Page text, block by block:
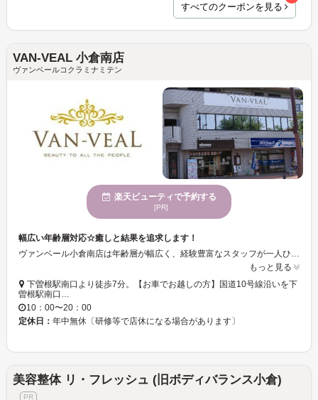
すべてのクーポンを見る
VAN-VEAL 小倉南店
ヴァンベールコクラミナミテン
楽天ビューティで予約する
[PR]
幅広い年齢層対応☆癒しと結果を追求します！
ヴァンベール小倉南店は年齢層が幅広く、経験豊富なスタッフが一人ひとりに合った施術プランを提案いたしますので、初めてのかたでも安心してご来店ください☆結果と癒しを追求し満足していただけるよう努めてまいります。ご来店心よりお待ちしております♪
もっと見る
下曽根駅南口より徒歩7分。【お車でお越しの方】国道10号線沿いを下
曽根駅南口…
10：00〜20：00
定休日： 年中無休〔研修等で店休になる場合があります〕
美容整体 リ・フレッシュ (旧ボディバランス小倉)